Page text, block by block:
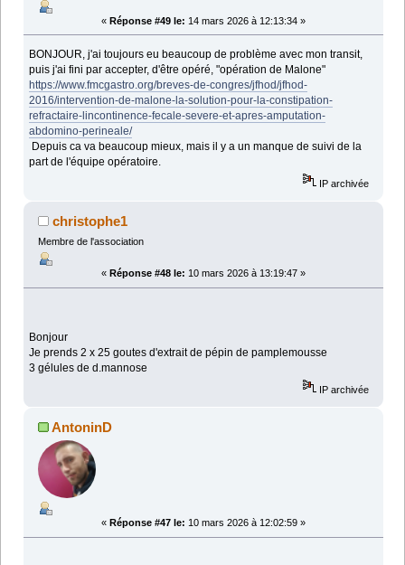
« Réponse #49 le: 14 mars 2026 à 12:13:34 »
BONJOUR, j'ai toujours eu beaucoup de problème avec mon transit,
puis j'ai fini par accepter, d'être opéré, "opération de Malone"
https://www.fmcgastro.org/breves-de-congres/jfhod/jfhod-
2016/intervention-de-malone-la-solution-pour-la-constipation-
refractaire-lincontinence-fecale-severe-et-apres-amputation-
abdomino-perineale/
Depuis ca va beaucoup mieux, mais il y a un manque de suivi de la
part de l'équipe opératoire.
IP archivée
christophe1
Membre de l'association
« Réponse #48 le: 10 mars 2026 à 13:19:47 »
Bonjour
Je prends 2 x 25 goutes d'extrait de pépin de pamplemousse
3 gélules de d.mannose
IP archivée
AntoninD
« Réponse #47 le: 10 mars 2026 à 12:02:59 »